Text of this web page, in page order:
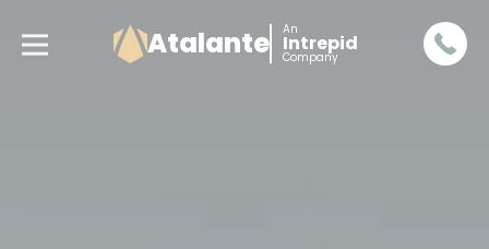
Atalante An
Intrepid
Company